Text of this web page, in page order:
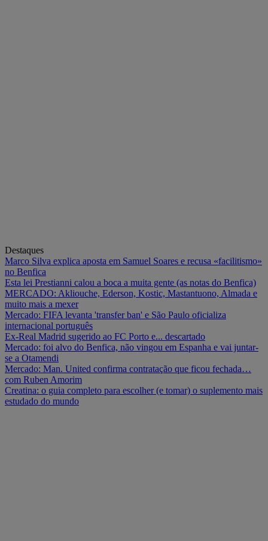
Destaques
Marco Silva explica aposta em Samuel Soares e recusa «facilitismo»
no Benfica
Esta lei Prestianni calou a boca a muita gente (as notas do Benfica)
MERCADO: Akliouche, Ederson, Kostic, Mastantuono, Almada e
muito mais a mexer
Mercado: FIFA levanta 'transfer ban' e São Paulo oficializa
internacional português
Ex-Real Madrid sugerido ao FC Porto e... descartado
Mercado: foi alvo do Benfica, não vingou em Espanha e vai juntar-
se a Otamendi
Mercado: Man. United confirma contratação que ficou fechada…
com Ruben Amorim
Creatina: o guia completo para escolher (e tomar) o suplemento mais
estudado do mundo